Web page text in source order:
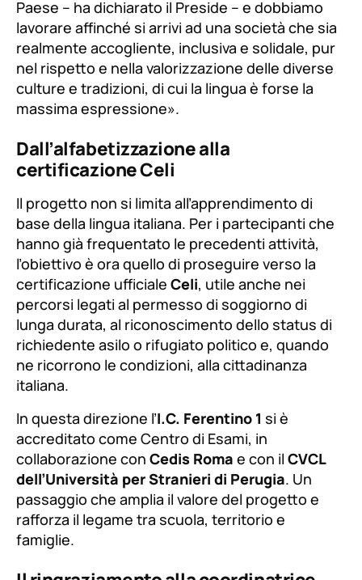
Paese – ha dichiarato il Preside – e dobbiamo
lavorare affinché si arrivi ad una società che sia
realmente accogliente, inclusiva e solidale, pur
nel rispetto e nella valorizzazione delle diverse
culture e tradizioni, di cui la lingua è forse la
massima espressione».
Dall’alfabetizzazione alla
certificazione Celi
Il progetto non si limita all’apprendimento di
base della lingua italiana. Per i partecipanti che
hanno già frequentato le precedenti attività,
l’obiettivo è ora quello di proseguire verso la
certificazione ufficiale Celi, utile anche nei
percorsi legati al permesso di soggiorno di
lunga durata, al riconoscimento dello status di
richiedente asilo o rifugiato politico e, quando
ne ricorrono le condizioni, alla cittadinanza
italiana.
In questa direzione l’I.C. Ferentino 1 si è
accreditato come Centro di Esami, in
collaborazione con Cedis Roma e con il CVCL
dell’Università per Stranieri di Perugia. Un
passaggio che amplia il valore del progetto e
rafforza il legame tra scuola, territorio e
famiglie.